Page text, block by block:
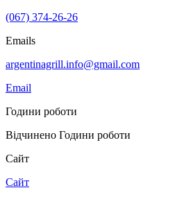
(067) 374-26-26
Emails
argentinagrill.info@gmail.com
Email
Години роботи
Відчинено Години роботи
Сайт
Сайт